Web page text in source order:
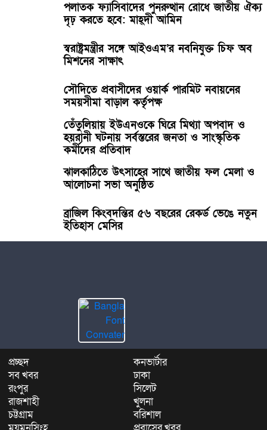
পলাতক ফ্যাসিবাদের পুনরুত্থান রোধে জাতীয় ঐক্য
দৃঢ় করতে হবে: মাহ্দী আমিন
স্বরাষ্ট্রমন্ত্রীর সঙ্গে আইওএম’র নবনিযুক্ত চিফ অব
মিশনের সাক্ষাৎ
সৌদিতে প্রবাসীদের ওয়ার্ক পারমিট নবায়নের
সময়সীমা বাড়াল কর্তৃপক্ষ
তেঁতুলিয়ায় ইউএনওকে ঘিরে মিথ্যা অপবাদ ও
হয়রানী ঘটনায় সর্বস্তরের জনতা ও সাংস্কৃতিক
কর্মীদের প্রতিবাদ
ঝালকাঠিতে উৎসাহের সাথে জাতীয় ফল মেলা ও
আলোচনা সভা অনুষ্ঠিত
ব্রাজিল কিংবদন্তির ৫৬ বছরের রেকর্ড ভেঙে নতুন
ইতিহাস মেসির
প্রচ্ছদ
কনভার্টার
সব খবর
ঢাকা
রংপুর
সিলেট
রাজশাহী
খুলনা
চট্টগ্রাম
বরিশাল